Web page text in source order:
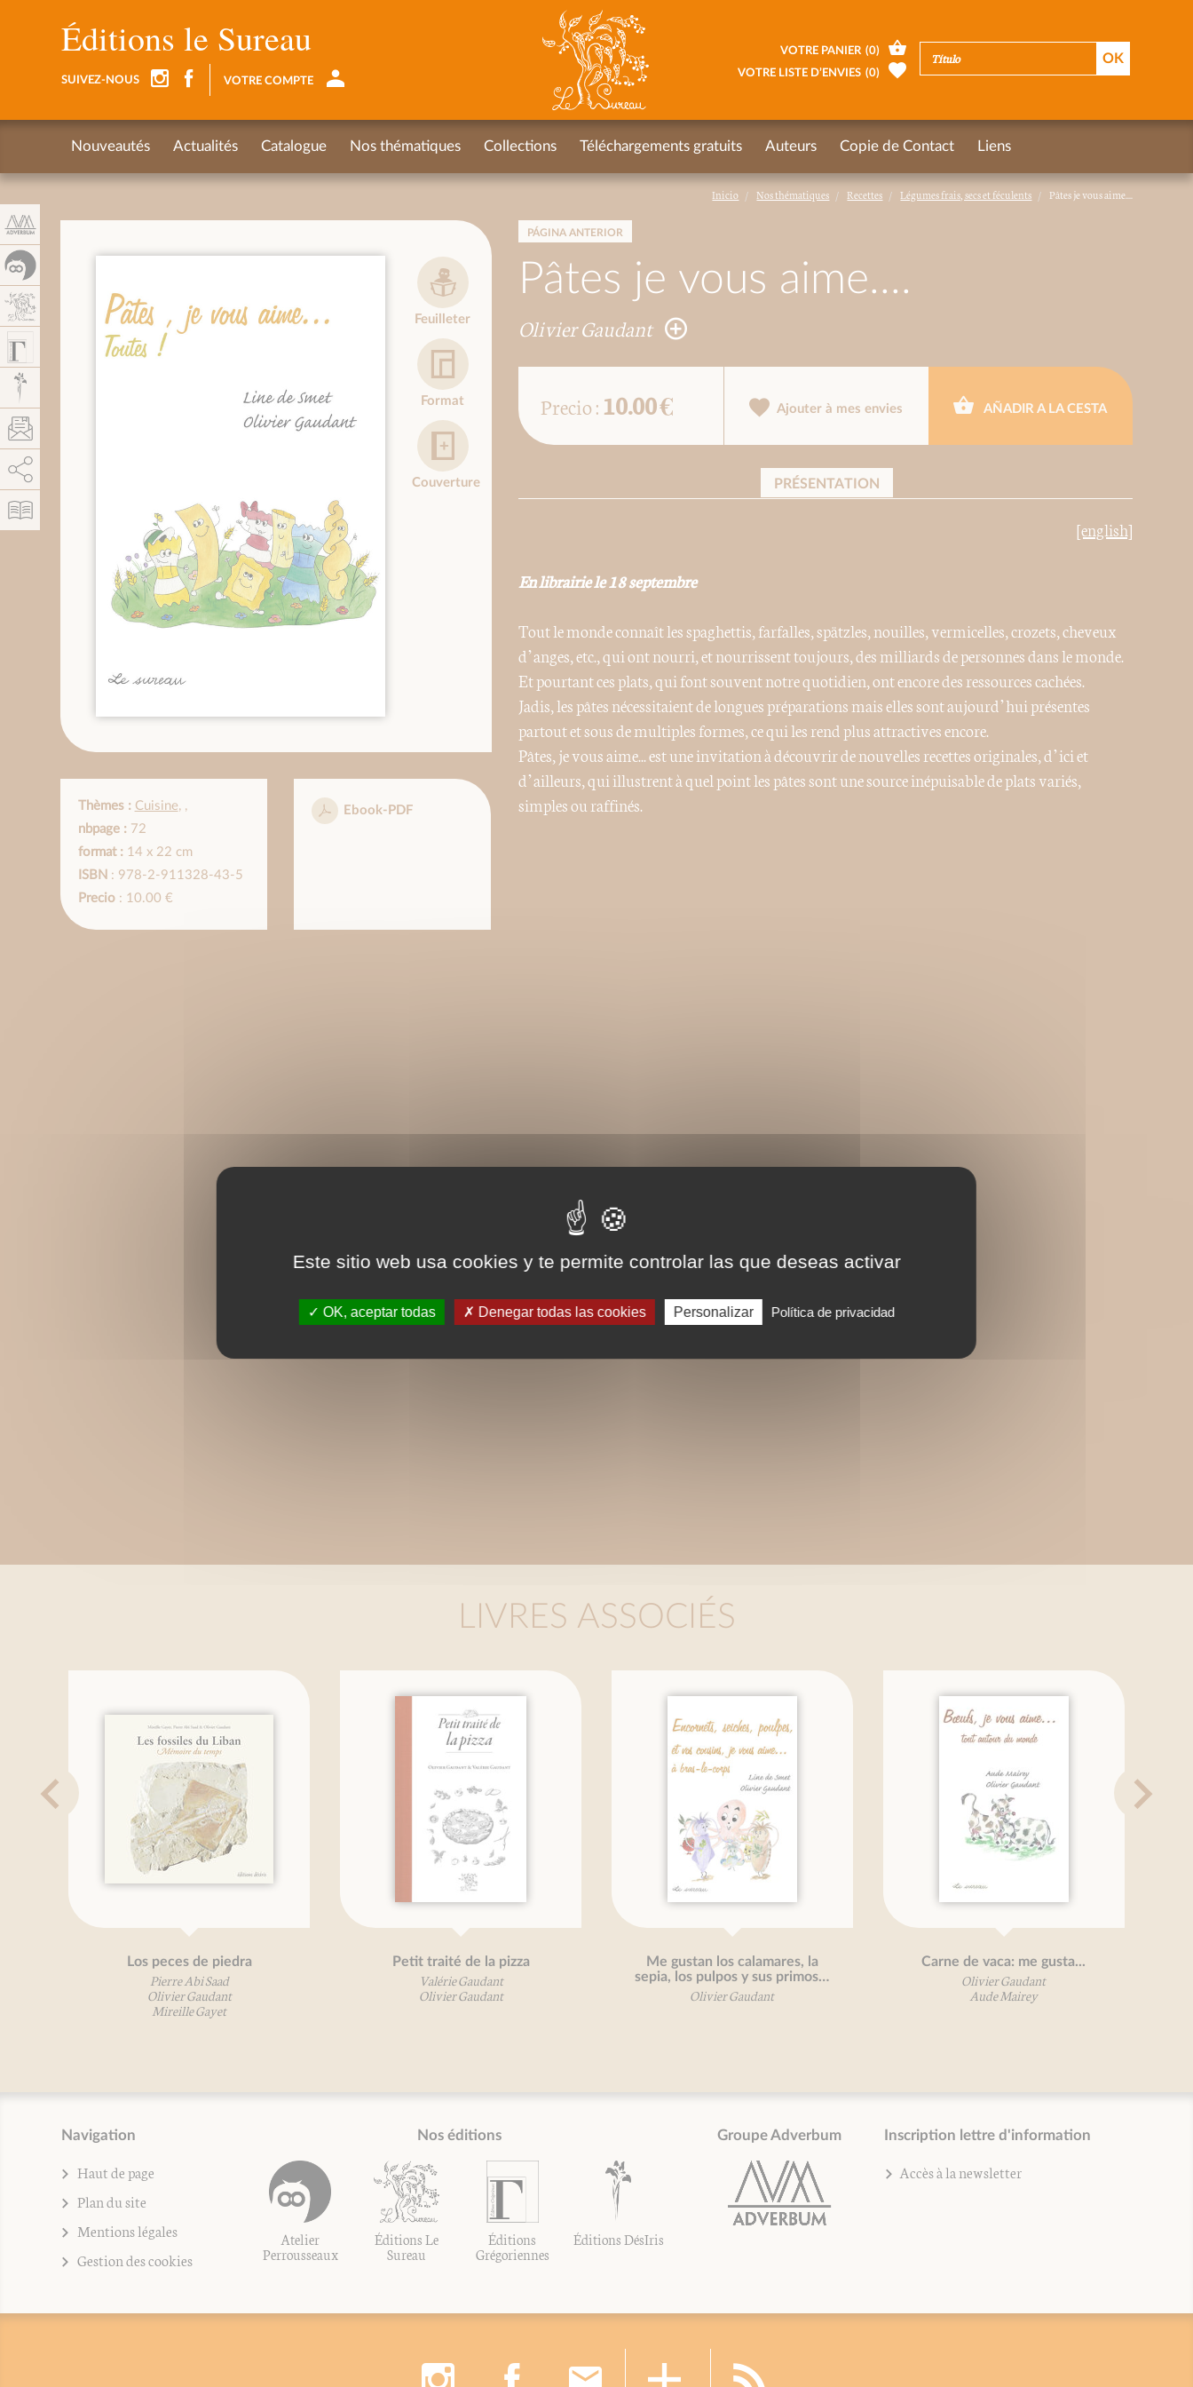
Inicio Nos thématiques Recettes Légumes frais, secs et féculents Pâtes je vous aime....
PÁGINA ANTERIOR
Pâtes je vous aime....
Olivier Gaudant
Feuilleter
Format
Couverture
Thèmes : Cuisine, ,
nbpage :72
format :14 x 22 cm
ISBN : 978-2-911328-43-5
Precio: 10.00 €
Ebook-PDF
Precio : 10.00 € Ajouter à mes envies AÑADIR A LA CESTA
PRÉSENTATION
[english]
En librairie le 18 septembre
Tout le monde connaît les spaghettis, farfalles, spätzles, nouilles, vermicelles, crozets, cheveux
d’anges, etc., qui ont nourri, et nourrissent toujours, des milliards de personnes dans le monde.
Et pourtant ces plats, qui font souvent notre quotidien, ont encore des ressources cachées.
Jadis, les pâtes nécessitaient de longues préparations mais elles sont aujourd’hui présentes
partout et sous de multiples formes, ce qui les rend plus attractives encore.
Pâtes, je vous aime... est une invitation à découvrir de nouvelles recettes originales, d’ici et
d’ailleurs, qui illustrent à quel point les pâtes sont une source inépuisable de plats variés,
simples ou raffinés.
LIVRES ASSOCIÉS
Los peces de piedra
Pierre Abi Saad
Olivier Gaudant
Mireille Gayet
Petit traité de la pizza
Valérie Gaudant
Olivier Gaudant
Me gustan los calamares, la
sepia, los pulpos y sus primos…
Olivier Gaudant
Carne de vaca: me gusta...
Olivier Gaudant
Aude Mairey
Navigation
Haut de page
Plan du site
Mentions légales
Gestion des cookies
Nos éditions
Atelier
Perrousseaux
Éditions Le
Sureau
Éditions
Grégoriennes
Éditions DésIris
Groupe Adverbum Inscription lettre d'information
Accès à la newsletter
Éditions le Sureau
SUIVEZ-NOUS VOTRE COMPTE
VOTRE PANIER (0)
VOTRE LISTE D’ENVIES (0)
Nouveautés Actualités Catalogue Nos thématiques Collections Téléchargements gratuits Auteurs Copie de Contact Liens
Este sitio web usa cookies y te permite controlar las que deseas activar
OK, aceptar todas Denegar todas las cookies Personalizar Política de privacidad